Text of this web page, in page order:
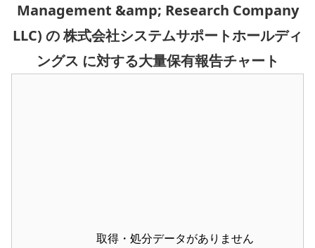
Management &amp; Research Company
LLC) の 株式会社システムサポートホールディ
ングス に対する大量保有報告チャート
取得・処分データがありません